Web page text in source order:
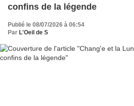
confins de la légende
Publié le 08/07/2026 à 06:54
Par L'Oeil de S